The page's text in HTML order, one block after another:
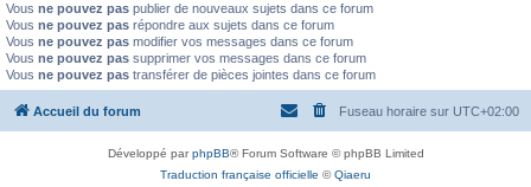
Vous ne pouvez pas publier de nouveaux sujets dans ce forum
Vous ne pouvez pas répondre aux sujets dans ce forum
Vous ne pouvez pas modifier vos messages dans ce forum
Vous ne pouvez pas supprimer vos messages dans ce forum
Vous ne pouvez pas transférer de pièces jointes dans ce forum
Accueil du forum Fuseau horaire sur UTC+02:00
Développé parphpBB® Forum Software © phpBB Limited
Traduction française officielle ©Qiaeru